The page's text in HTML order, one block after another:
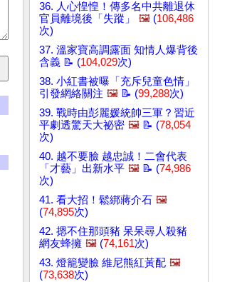
36. 人心惶惶！傳多名中共離退休
官員離境後「失蹤」
🖼️ (106,486
次)
37. 溫家寶高調露面 知情人爆背後
含義 📝 (104,029次)
38. 小紅書被曝「充斥兒童色情」
引發網絡關注 🖼️ 📝 (99,288次)
39. 戰時由彭麗媛統帥三軍？習近
平劇透驚天大祕密 🖼️ 📝 (78,054
次)
40. 越不要臉 越忠誠！二會代表
「才藝」出新水平 🖼️ 📝 (74,986
次)
41. 看大招！鬆綁蔣介石 🖼️
(74,895次)
42. 摁不住那頭豬 呆呆尋人殺豬
網友蜂擁 🖼️ (74,161次)
43. 燈籠變臉 維尼熊紅黃配 🖼️
(73,638次)